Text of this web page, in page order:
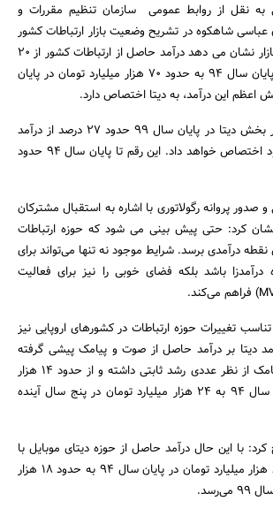
جستجو
به نقل از روابط عمومی سازمان تنظیم مقررات و
عباسی شاهکوه در تشریح وضعیت بازار ارتباطات کشور
گفت: بررسی وضعیت بازار نشان می دهد درآمد حاصل از ارتباطات کشور از 20
هزار میلیارد تومان در پایان سال 94 به حدود 70 هزار میلیارد تومان در پایان
وی افزود: به بیان دیگر بخش دیتا در پایان سال 99 حدود 27 درصد از درآمد
حوزه ارتباطات را به خود اختصاص خواهد داد. این رقم تا پایان سال 94 حدود
پروانه رگولاتوری با اشاره به استقبال مشترکان
کرد: حتی پیش بینی می شود که حوزه ارتباطات
سال 99 به این نقطه درآمدی برسد. شرایط موجود نه تنها می‌تواند برای
درآمدزا باشد بلکه فضای خوبی را نیز برای فعالیت
تغییرات حوزه ارتباطات در کشورهای اروپایی نیز
دیتا بر درآمد حاصل از صوت و پیامک پیشی گرفته
است و بازار صوت و پیامک از نظر عددی رشد ثابتی داشته و از حدود 14 هزار
میلیارد تومان در پایان سال 94 به 24 هزار میلیارد تومان در پنج سال آینده
با این حال درآمد حاصل از حوزه دیتای موبایل با
رشد 18 برابری از حدود هزار میلیارد تومان در پایان سال 94 به حدود 18 هزار